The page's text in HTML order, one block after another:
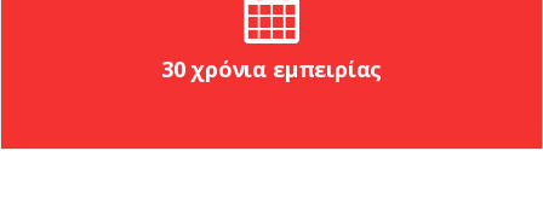
30 χρόνια εμπειρίας